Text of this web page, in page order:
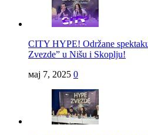
CITY HYPE! Održane
Zvezde” u Nišu i Skoplju!
мај 7, 2025 0